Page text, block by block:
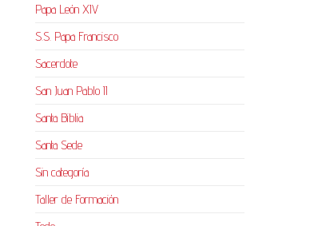
Papa León XIV
S.S. Papa Francisco
Sacerdote
San Juan Pablo II
Santa Biblia
Santa Sede
Sin categoría
Taller de Formación